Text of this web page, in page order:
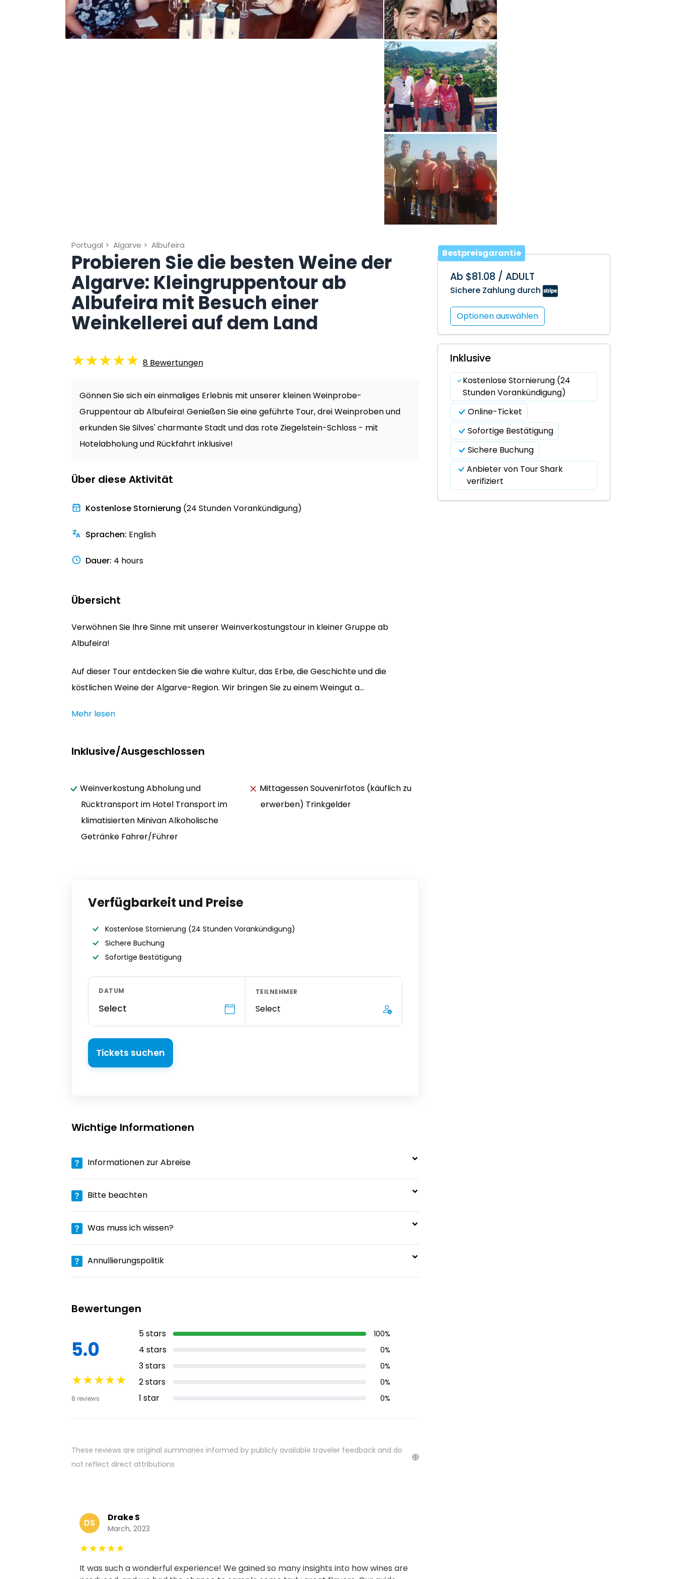
Portugal > Algarve > Albufeira
Probieren Sie die besten Weine der
Algarve: Kleingruppentour ab
Albufeira mit Besuch einer
Weinkellerei auf dem Land
★★★★★ 8 Bewertungen
Gönnen Sie sich ein einmaliges Erlebnis mit unserer kleinen Weinprobe-
Gruppentour ab Albufeira! Genießen Sie eine geführte Tour, drei Weinproben und
erkunden Sie Silves' charmante Stadt und das rote Ziegelstein-Schloss - mit
Hotelabholung und Rückfahrt inklusive!
Über diese Aktivität
Kostenlose Stornierung (24 Stunden Vorankündigung)
Sprachen: English
Dauer: 4 hours
Übersicht
Verwöhnen Sie Ihre Sinne mit unserer Weinverkostungstour in kleiner Gruppe ab
Albufeira!
Auf dieser Tour entdecken Sie die wahre Kultur, das Erbe, die Geschichte und die
köstlichen Weine der Algarve-Region. Wir bringen Sie zu einem Weingut a...
Mehr lesen
Inklusive/Ausgeschlossen
Weinverkostung Abholung und
Rücktransport im Hotel Transport im
klimatisierten Minivan Alkoholische
Getränke Fahrer/Führer
Mittagessen Souvenirfotos (käuflich zu
erwerben) Trinkgelder
Verfügbarkeit und Preise
Kostenlose Stornierung (24 Stunden Vorankündigung)
Sichere Buchung
Sofortige Bestätigung
DATUM
Select
TEILNEHMER
Select
Tickets suchen
Wichtige Informationen
Informationen zur Abreise
Bitte beachten
Was muss ich wissen?
Annullierungspolitik
Bewertungen
5.0
★★★★★
8 reviews
5stars 100%
4 stars 0%
3stars 0%
2stars 0%
1 star 0%
These reviews are original summaries informed by publicly available traveler feedback and do
not reflect direct attributions
DS Drake S
March, 2023
★★★★★
It was such a wonderful experience! We gained so many insights into how wines are
Bestpreisgarantie
Ab $81.08 / ADULT
Sichere Zahlung durch
Optionen auswählen
Inklusive
Kostenlose Stornierung (24
Stunden Vorankündigung)
Online-Ticket
Sofortige Bestätigung
Sichere Buchung
Anbieter von Tour Shark
verifiziert